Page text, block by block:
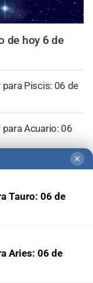
de hoy 6 de
Piscis: 06 de
Acuario: 06
Capricornio:
Sagitario: 06
✕
Tauro: 06 de
Aries: 06 de